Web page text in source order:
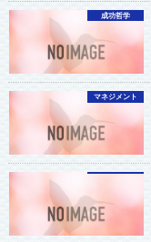
成功哲学
マネジメント